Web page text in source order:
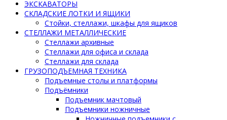
ЭКСКАВАТОРЫ
СКЛАДСКИЕ ЛОТКИ И ЯЩИКИ
Стойки, стеллажи, шкафы для ящиков
СТЕЛЛАЖИ МЕТАЛЛИЧЕСКИЕ
Стеллажи архивные
Стеллажи для офиса и склада
Стеллажи для склада
ГРУЗОПОДЪЕМНАЯ ТЕХНИКА
Подъемные столы и платформы
Подъёмники
Подъемник мачтовый
Подъемники ножничные